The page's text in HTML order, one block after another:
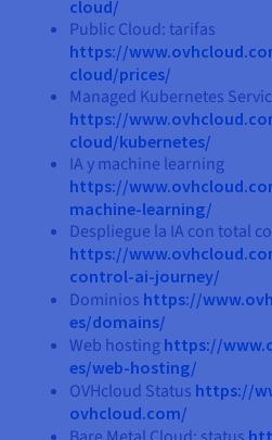
cloud/
Public Cloud: tarifas
https://
cloud/prices/
Managed Kubernetes
https://
cloud/kubernetes/
IA y machine learning
https://
machine-learning/
Despliegue la IA con total
https://
control-ai-journey/
Dominios https://
es/domains/
Web hosting https://
es/web-hosting/
OVHcloud Status https://
ovhcloud.com/